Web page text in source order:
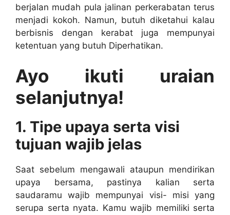
berjalan mudah pula jalinan perkerabatan terus
menjadi kokoh. Namun, butuh diketahui kalau
berbisnis dengan kerabat juga mempunyai
ketentuan yang butuh Diperhatikan.
Ayo ikuti uraian
selanjutnya!
1. Tipe upaya serta visi
tujuan wajib jelas
Saat sebelum mengawali ataupun mendirikan
upaya bersama, pastinya kalian serta
saudaramu wajib mempunyai visi- misi yang
serupa serta nyata. Kamu wajib memiliki serta